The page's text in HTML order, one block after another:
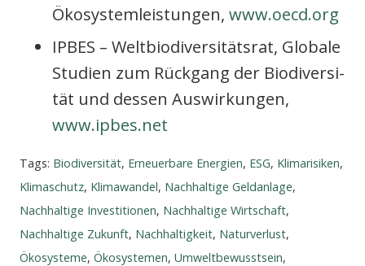
Öko­sys­tem­leis­tun­gen, www.oecd.org
IPBES – Welt­bio­di­ver­si­täts­rat, Glo­ba­le
Stu­di­en zum Rück­gang der Bio­di­ver­si­
tät und des­sen Aus­wir­kun­gen,
www.ipbes.net
Tags: Biodiversität, Erneuerbare Energien, ESG, Klimarisiken,
Klimaschutz, Klimawandel, Nachhaltige Geldanlage,
Nachhaltige Investitionen, Nachhaltige Wirtschaft,
Nachhaltige Zukunft, Nachhaltigkeit, Naturverlust,
Ökosysteme, Ökosystemen, Umweltbewusstsein,